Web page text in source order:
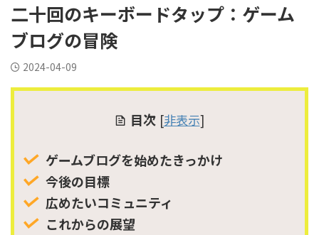
二十回のキーボードタップ：ゲーム
ブログの冒険
2024-04-09
目次 [非表示]
ゲームブログを始めたきっかけ
今後の目標
広めたいコミュニティ
これからの展望